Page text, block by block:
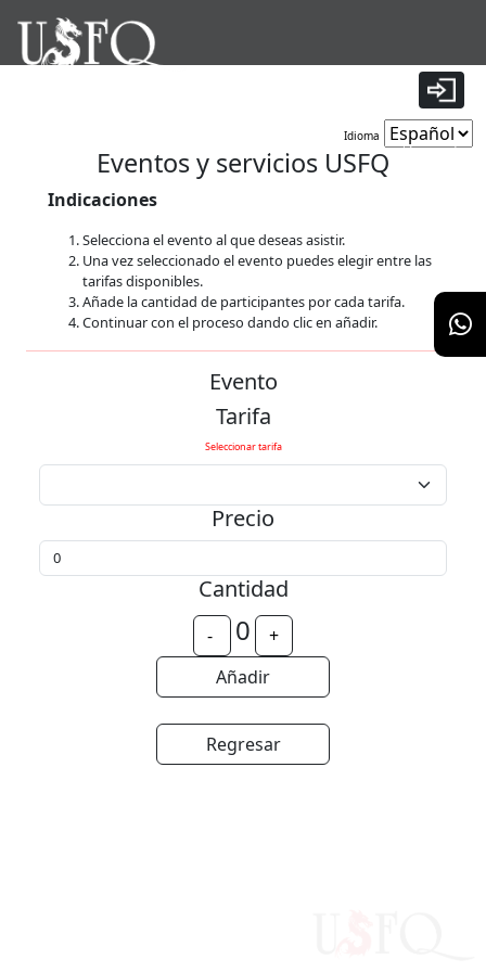
9 minutos 56 segundos
Idioma
Eventos y servicios USFQ
Indicaciones
Selecciona el evento al que deseas asistir.
Una vez seleccionado el evento puedes elegir entre las
tarifas disponibles.
Añade la cantidad de participantes por cada tarifa.
Continuar con el proceso dando clic en añadir.
Evento
Tarifa
Seleccionar tarifa
Precio
Cantidad
0